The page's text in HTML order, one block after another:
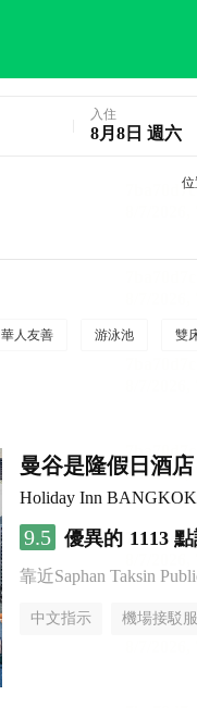
入住
8月8日 週六
華人友善 游泳池 雙
曼谷是隆假日酒
Holiday Inn
9.5 優異的 1113
靠近Saphan Taksin
中文指示 機場接駁